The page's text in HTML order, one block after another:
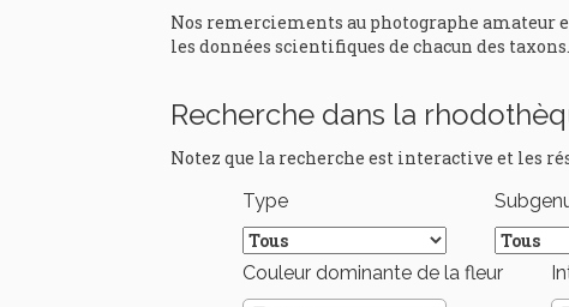
Nos remerciements au photographe amateur
les données scientifiques de chacun des taxons.
Recherche dans la
Notez que la recherche est interactive et les
Type
Couleur dominante de la fleur